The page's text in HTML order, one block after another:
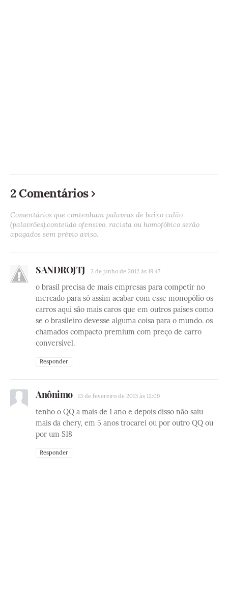
2 Comentários
Comentários que contenham palavras de baixo calão
(palavrões),conteúdo ofensivo, racista ou homofóbico serão
apagados sem prévio aviso.
SANDROJTJ 2 de junho de 2012 às 19:47
o brasil precisa de mais empresas para competir no
mercado para só assim acabar com esse monopólio os
carros aqui são mais caros que em outros países como
se o brasileiro devesse alguma coisa para o mundo. os
chamados compacto premium com preço de carro
conversível.
Responder
Anônimo 13 de fevereiro de 2013 às 12:09
tenho o QQ a mais de 1 ano e depois disso não saiu
mais da chery, em 5 anos trocarei ou por outro QQ ou
por um S18
Responder